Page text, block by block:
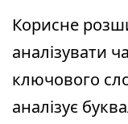
Корисне
аналізувати
ключового
аналізує